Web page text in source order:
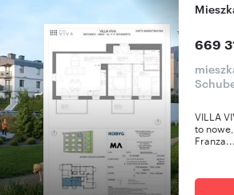
669
VILLA
to